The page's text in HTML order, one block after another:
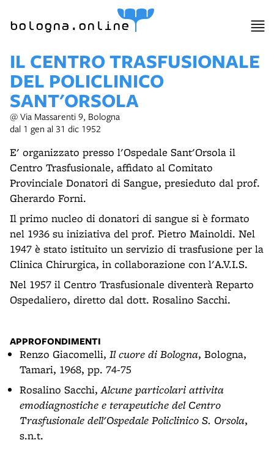
bologna.online
IL CENTRO TRASFUSIONALE
DEL POLICLINICO
SANT'ORSOLA
@ Via Massarenti 9, Bologna
dal 1 gen al 31 dic 1952
E' organizzato presso l'Ospedale Sant'Orsola il
Centro Trasfusionale, affidato al Comitato
Provinciale Donatori di Sangue, presieduto dal prof.
Gherardo Forni.
Il primo nucleo di donatori di sangue si è formato
nel 1936 su iniziativa del prof. Pietro Mainoldi. Nel
1947 è stato istituito un servizio di trasfusione per la
Clinica Chirurgica, in collaborazione con l'A.V.I.S.
Nel 1957 il Centro Trasfusionale diventerà Reparto
Ospedaliero, diretto dal dott. Rosalino Sacchi.
APPROFONDIMENTI
Renzo Giacomelli, Il cuore di Bologna, Bologna,
Tamari, 1968, pp. 74-75
Rosalino Sacchi,Alcune particolari attivita
emodiagnostiche e terapeutiche del Centro
Trasfusionale dell'Ospedale Policlinico S. Orsola,
s.n.t.